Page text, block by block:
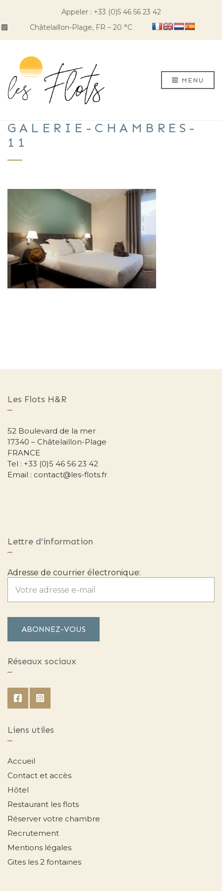
Appeler : +33 (0)5 46 56 23 42
Châtelaillon-Plage, FR – 20 C
MENU
GALERIE-CHAMBRES-
11
Les Flots H&R
52 Boulevard de la mer
17340 – Châtelaillon-Plage
FRANCE
Tel : +33 (0)5 46 56 23 42
Email : contact@les-flots.fr
Lettre d’information
Adresse de courrier électronique:
Réseaux sociaux
Liens utiles
Accueil
Contact et accès
Hôtel
Restaurant les flots
Réserver votre chambre
Recrutement
Mentions légales
Gites les 2 fontaines